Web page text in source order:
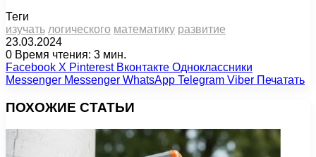
Теги
изучать логического математику развитие
23.03.2024
0 Время чтения: 3 мин.
Facebook X Pinterest Вконтакте Одноклассники
Messenger Messenger WhatsApp Telegram Viber Печатать
ПОХОЖИЕ СТАТЬИ